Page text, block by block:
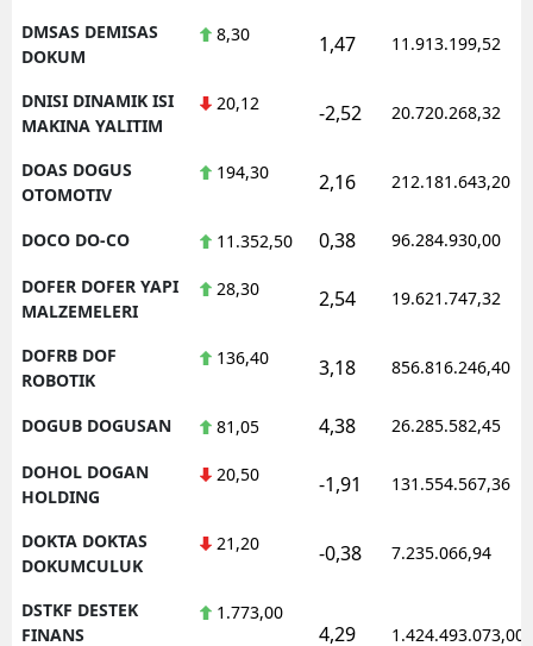
DMSAS DEMISAS
DOKUM
8,30 1,47 11.913.199,52
DNISI DINAMIK ISI
MAKINA YALITIM
20,12 -2,52 20.720.268,32
DOAS DOGUS
OTOMOTIV
194,30 2,16 212.181.643,20
DOCO DO-CO 11.352,50 0,38 96.284.930,00
DOFER DOFER YAPI
MALZEMELERI
28,30 2,54 19.621.747,32
DOFRB DOF
ROBOTIK
136,40 3,18 856.816.246,40
DOGUB DOGUSAN 81,05 4,38 26.285.582,45
DOHOL DOGAN
HOLDING
20,50 -1,91 131.554.567,36
DOKTA DOKTAS
DOKUMCULUK
21,20 -0,38 7.235.066,94
DSTKF DESTEK
FINANS
1.773,00
4,29 1.424.493.073,00